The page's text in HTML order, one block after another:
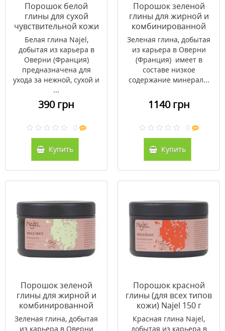
Порошок белой
глины для сухой
чувствительной кожи
Najel 90 г
Белая глина Najel,
добытая из карьера в
Оверни (Франция)
предназначена для
ухода за нежной, сухой и
...
390 грн
0
Купить
Порошок зеленой
глины для жирной и
комбинированной
кожи Najel 1 кг
Зеленая глина, добытая
из карьера в Оверни
(Франция) имеет в
составе низкое
содержание минерал...
1140 грн
0
Купить
Порошок зеленой
глины для жирной и
комбинированной
кожи Najel 150 г
Зеленая глина, добытая
из карьера в Оверни
Порошок красной
глины (для всех типов
кожи) Najel 150 г
Красная глина Najel,
добытая из карьера в